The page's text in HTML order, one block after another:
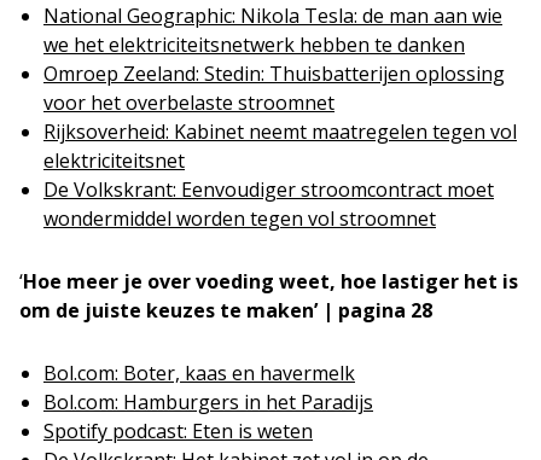
National Geographic: Nikola Tesla: de man aan wie
we het elektriciteitsnetwerk hebben te danken
Omroep Zeeland: Stedin: Thuisbatterijen oplossing
voor het overbelaste stroomnet
Rijksoverheid: Kabinet neemt maatregelen tegen vol
elektriciteitsnet
De Volkskrant: Eenvoudiger stroomcontract moet
wondermiddel worden tegen vol stroomnet
‘Hoe meer je over voeding weet, hoe lastiger het is
om de juiste keuzes te maken’ | pagina 28
Bol.com: Boter, kaas en havermelk
Bol.com: Hamburgers in het Paradijs
Spotify podcast: Eten is weten